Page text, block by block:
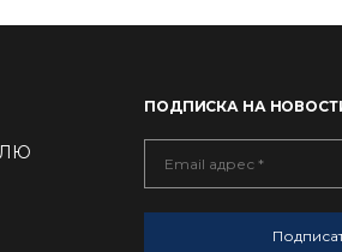
ПОДПИСКА НА